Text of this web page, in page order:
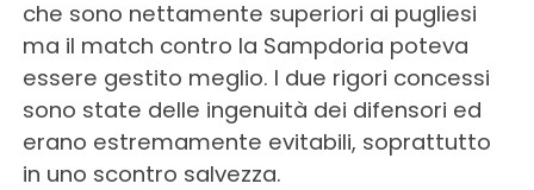
che sono nettamente superiori ai pugliesi
ma il match contro la Sampdoria poteva
essere gestito meglio. I due rigori concessi
sono state delle ingenuità dei difensori ed
erano estremamente evitabili, soprattutto
in uno scontro salvezza.